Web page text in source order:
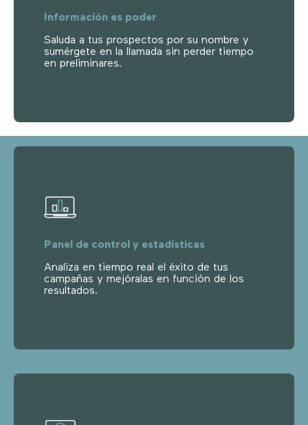
Información es poder
Saluda a tus prospectos por su nombre y
sumérgete en la llamada sin perder tiempo
en preliminares.
Panel de control y estadísticas
Analiza en tiempo real el éxito de tus
campañas y mejóralas en función de los
resultados.